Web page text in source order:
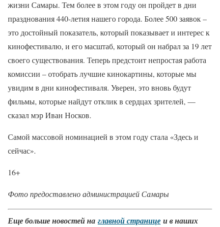
жизни Самары. Тем более в этом году он пройдет в дни
празднования 440-летия нашего города. Более 500 заявок –
это достойный показатель, который показывает и интерес к
кинофестивалю, и его масштаб, который он набрал за 19 лет
своего существования. Теперь предстоит непростая работа
комиссии – отобрать лучшие кинокартины, которые мы
увидим в дни кинофестиваля. Уверен, это вновь будут
фильмы, которые найдут отклик в сердцах зрителей, —
сказал мэр Иван Носков.
Самой массовой номинацией в этом году стала «Здесь и
сейчас».
16+
Фото предоставлено администрацией Самары
Еще больше новостей на главной странице и в наших